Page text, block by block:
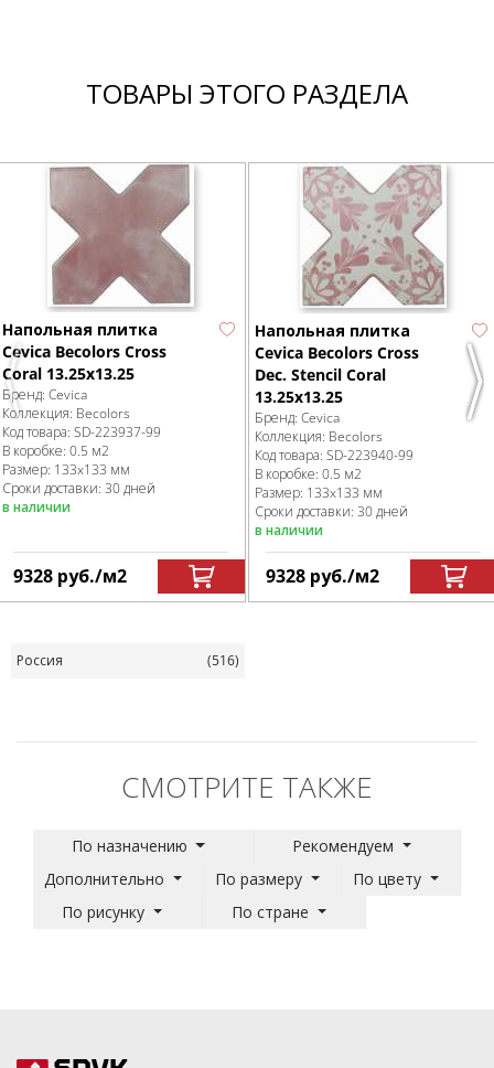
ТОВАРЫ ЭТОГО РАЗДЕЛА
Previous
Напольная плитка
Cevica Becolors Cross
Coral 13.25х13.25
Бренд: Cevica
Коллекция: Becolors
Код товара: SD-223937-99
В коробке: 0.5 м2
Размер: 133x133 мм
Сроки доставки: 30 дней
в наличии
9328 руб./м2
Напольная плитка
Cevica Becolors Cross
Dec. Stencil Coral
13.25х13.25
Бренд: Cevica
Коллекция: Becolors
Код товара: SD-223940-99
В коробке: 0.5 м2
Размер: 133x133 мм
Сроки доставки: 30 дней
в наличии
9328 руб./м2
Россия (516)
СМОТРИТЕ ТАКЖЕ
По назначению
Рекомендуем
Дополнительно
По размеру
По цвету
По рисунку
По стране